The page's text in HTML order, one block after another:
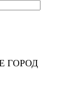
ГОРОД